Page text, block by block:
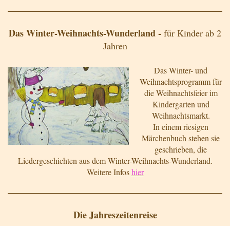
Das Winter-Weihnachts-Wunderland - für Kinder ab 2
Jahren
Das Winter- und
Weihnachtsprogramm für
die Weihnachtsfeier im
Kindergarten und
Weihnachtsmarkt.
In einem riesigen
Märchenbuch stehen sie
geschrieben, die
Liedergeschichten aus dem Winter-Weihnachts-Wunderland.
Weitere Infoshier
Die Jahreszeitenreise